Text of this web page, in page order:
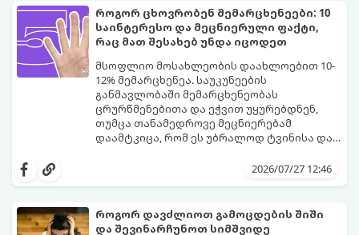
ჟღერად და თანამედროვე სახელებს.
როგორ ცხოვრობენ მემარცხენეები: 10
საინტერესო და მეცნიერული ფაქტი,
რაც მათ შესახებ უნდა იცოდეთ
მსოფლიო მოსახლეობის დაახლოებით 10-
12% მემარცხენეა. საუკუნეების
განმავლობაში მემარცხენეობას
ცრურწმენებითა და ეჭვით უყურებდნენ,
თუმცა თანამედროვე მეცნიერებამ
დაამტკიცა, რომ ეს უბრალოდ ტვინისა და
ფაქტს იმის შესახებ, თუ როგორ მუშაობს
მათ ყოველდღიურ ცხოვრებაში.
2026/07/27 12:46
როგორ დავძლიოთ გამოცდების შიში
და შევინარჩუნოთ სიმშვიდე